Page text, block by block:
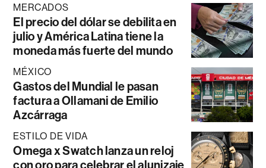
MERCADOS
El precio del dólar se debilita en
julio y América Latina tiene la
moneda más fuerte del mundo
MÉXICO
Gastos del Mundial le pasan
factura a Ollamani de Emilio
Azcárraga
ESTILO DE VIDA
Omega x Swatch lanza un reloj
con oro para celebrar el alunizaje